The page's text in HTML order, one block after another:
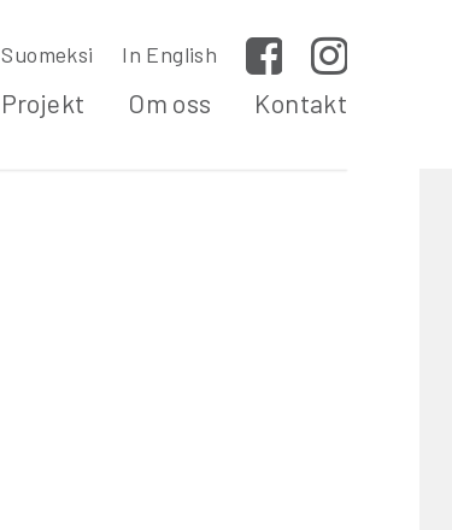
Suomeksi In English Facebook
Projekt Om oss Kontakt